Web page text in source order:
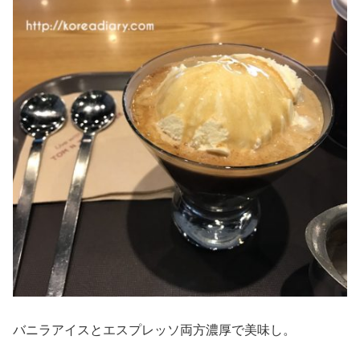
バニラアイスとエスプレッソ両方濃厚で美味し。